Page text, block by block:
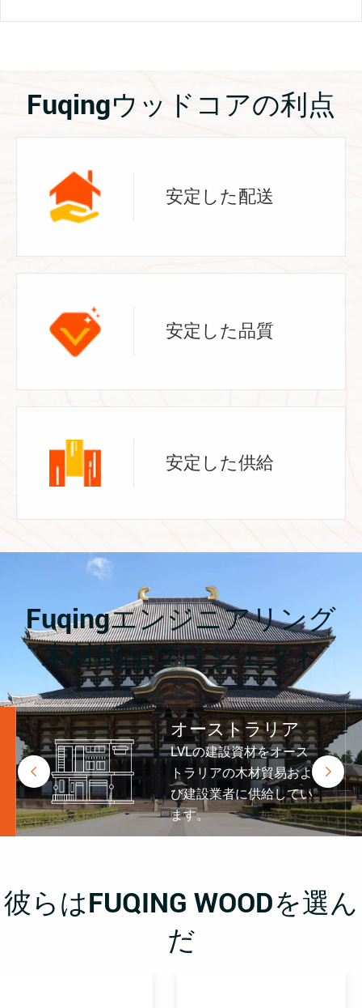
Fuqingウッドコアの利点
安定した配送
安定した品質
安定した供給
Fuqingエンジニアリング
木材制品プロジェクト
韓国
2026年以来、Fuqing LVLは、正式に
任命されたディストリビューターで
あるSamoneを通じて韓国市場に供
給してきました。
 
彼らはFUQING WOODを選ん
だ